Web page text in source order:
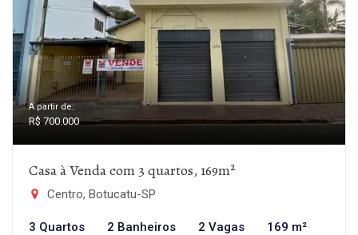
A partir de:
R$ 700.000
Casa à Venda com 3 quartos, 169m²
Centro, Botucatu-SP
3 Quartos 2 Banheiros 2 Vagas 169 m²